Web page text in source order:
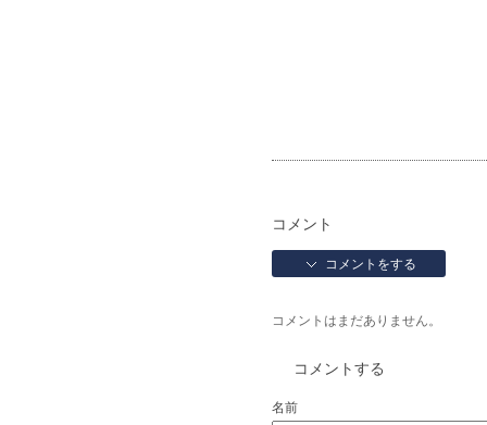
コメント
コメントをする
コメントはまだありません。
コメントする
名前